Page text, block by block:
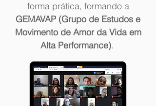
forma prática, formando a
GEMAVAP (Grupo de Estudos e
Movimento de Amor da Vida em
Alta Performance).